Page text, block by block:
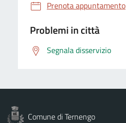
Prenota appuntamento
Problemi in città
Segnala disservizio
Comune di Ternengo